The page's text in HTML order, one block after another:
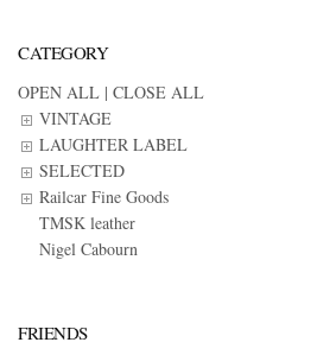
CATEGORY
OPEN ALL | CLOSE ALL
VINTAGE
LAUGHTER LABEL
SELECTED
Railcar Fine Goods
TMSK leather
Nigel Cabourn
FRIENDS